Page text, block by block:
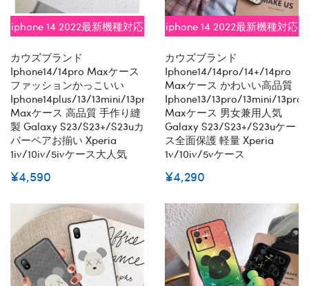
iphone 14 2022最新機種対応
カウズブランド
Iphone14/14pro Maxケース
ファッションかっこいい
Iphone14plus/13/13mini/13pro/13pro
Maxケース 高品質 手作り縫
製 Galaxy S23/s23+/s23uカ
バーペアお揃い Xperia
1iv/10iv/5ivケース大人気
¥4,590
iphone 14 2022最新機種対応
カウズブランド
Iphone14/14pro/14+/14pro
Maxケース かわいい高品質
Iphone13/13pro/13mini/13pro
Maxケース 男女兼用人気
Galaxy S23/s23+/s23uケー
ス全面保護 軽量 Xperia
1v/10iv/5vケース
¥4,290